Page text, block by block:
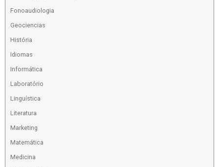
Fonoaudiologia
Geociencias
História
Idiomas
Informática
Laboratório
Linguística
Literatura
Marketing
Matemática
Medicina